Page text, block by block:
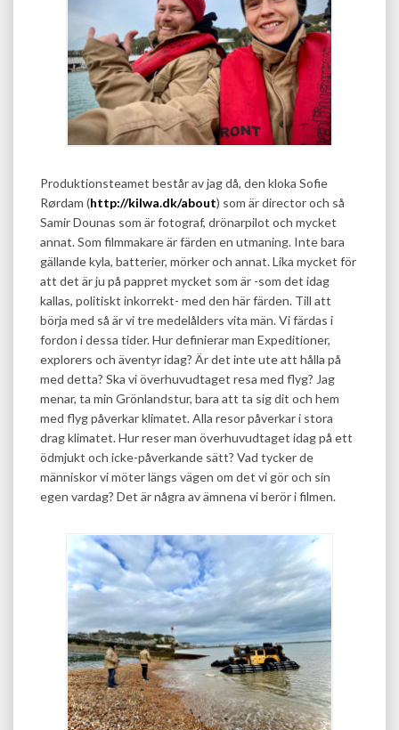
Produktionsteamet består av jag då, den kloka Sofie
Rørdam (http://kilwa.dk/about) som är director och så
Samir Dounas som är fotograf, drönarpilot och mycket
annat. Som filmmakare är färden en utmaning. Inte bara
gällande kyla, batterier, mörker och annat. Lika mycket för
att det är ju på pappret mycket som är -som det idag
kallas, politiskt inkorrekt- med den här färden. Till att
börja med så är vi tre medelålders vita män. Vi färdas i
fordon i dessa tider. Hur definierar man Expeditioner,
explorers och äventyr idag? Är det inte ute att hålla på
med detta? Ska vi överhuvudtaget resa med flyg? Jag
menar, ta min Grönlandstur, bara att ta sig dit och hem
med flyg påverkar klimatet. Alla resor påverkar i stora
drag klimatet. Hur reser man överhuvudtaget idag på ett
ödmjukt och icke-påverkande sätt? Vad tycker de
människor vi möter längs vägen om det vi gör och sin
egen vardag? Det är några av ämnena vi berör i filmen.